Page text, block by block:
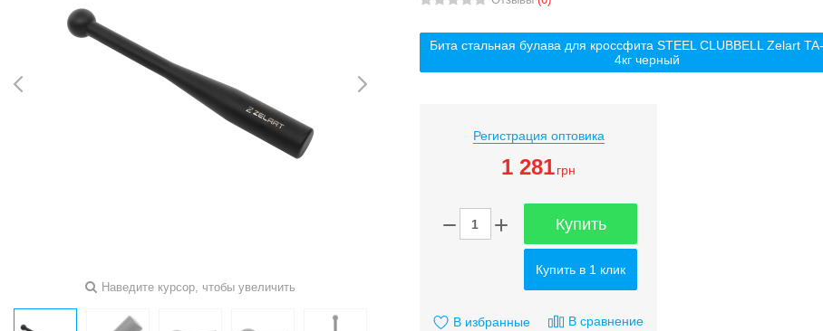
Наведите курсор, чтобы увеличить
Бита стальная булава для кроссфита STEEL CLUBBELL Zelart
4кг черный
Регистрация оптовика
1 281 грн
Купить
Купить в 1 клик
В избранные В сравнение